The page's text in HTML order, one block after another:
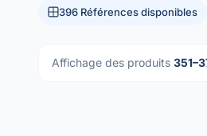
396 Références disponibles
Affichage des produits